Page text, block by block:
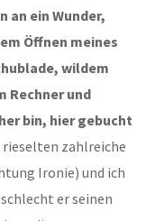
an ein Wunder,
Öffnen meines
wildem
Rechner und
bin, hier gebucht
rieselten zahlreiche
Ironie) und ich
er seinen